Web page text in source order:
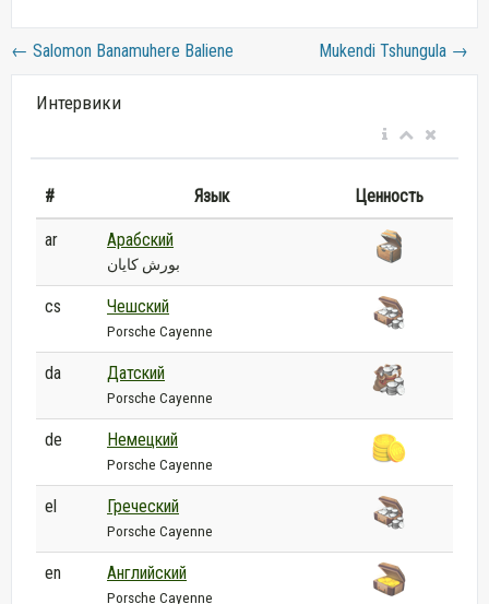
← Salomon Banamuhere Baliene Mukendi Tshungula →
Интервики
# Язык Ценность
ar Арабский
بورش كايان
cs Чешский
Porsche Cayenne
da Датский
Porsche Cayenne
de Немецкий
Porsche Cayenne
el Греческий
Porsche Cayenne
en Английский
Porsche Cayenne